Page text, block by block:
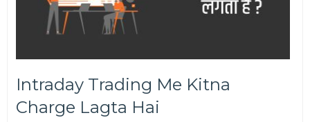
Intraday Trading Me Kitna
Charge Lagta Hai